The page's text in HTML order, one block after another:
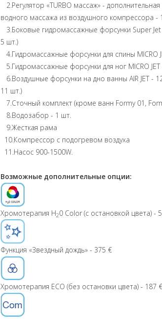
2.Регулятор «TURBO массаж» -
водного массажа из воздушного компрессора -
3.Боковые гидромассажные форсунки Super
5 шт.)
4.Гидромассажные форсунки для спины MICRO
5.Гидромассажные форсунки для ног MICRO
6.Воздушные форсунки на дно ванны AIR JET -
11 шт.)
7.Сточный комплект (кроме ванн Formy 01,
8.Водозабор - 1 шт.
9.Жесткая рама
10.Компрессор с подогревом воздуха
11.Насос 900-1500W.
Возможные дополнительные опции:
Хромотерапия H20 Color (с остановкой цвета) -
Функция «Звездный дождь» - 375 €
Хромотерапия ECO (без остановки цвета) - 187 €